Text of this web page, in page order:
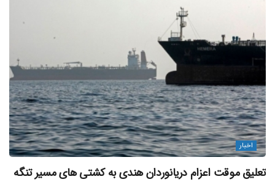
اخبار
تعلیق موقت اعزام دریانوردان هندی به کشتی‌ های مسیر تنگه